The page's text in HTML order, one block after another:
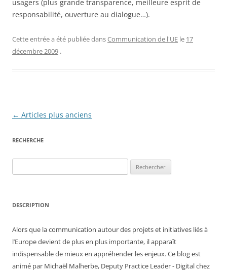
usagers (plus grande transparence, meilleure esprit de
responsabilité, ouverture au dialogue…).
Cette entrée a été publiée dansCommunication de l'UE le 17
décembre 2009 .
Navigation
articles
← Articles plus anciens
RECHERCHE
DESCRIPTION
Alors que la communication autour des projets et initiatives liés à
l’Europe devient de plus en plus importante, il apparaît
indispensable de mieux en appréhender les enjeux. Ce blog est
animé par Michaël Malherbe, Deputy Practice Leader - Digital chez